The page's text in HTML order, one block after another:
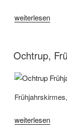
„Ochtrup,
weiterlesen
Ochtrup,
„Ochtrup,
weiterlesen